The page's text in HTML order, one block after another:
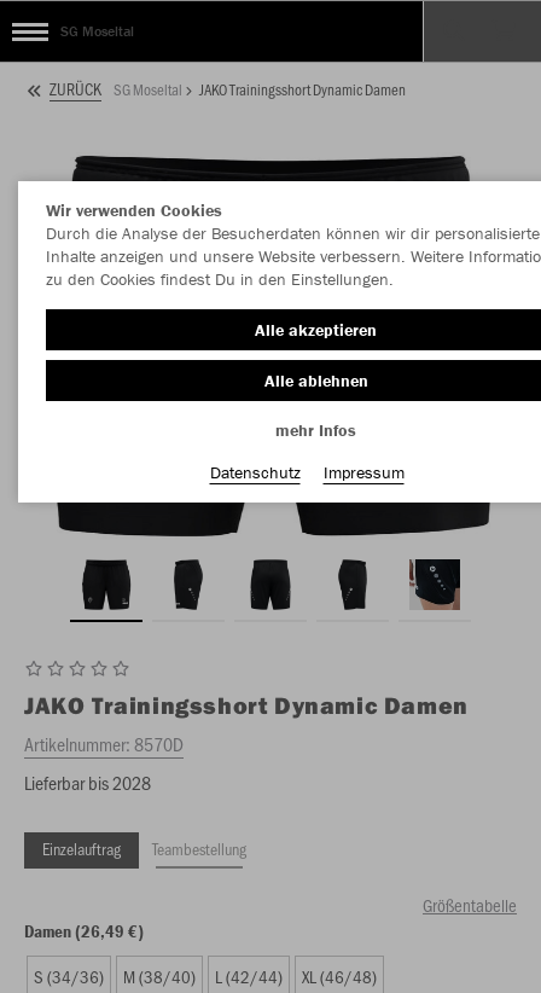
SG Moseltal
ZURÜCK SG Moseltal JAKO Trainingsshort Dynamic Damen
JAKO Trainingsshort Dynamic Damen
Artikelnummer:8570D
Lieferbar bis 2028
Einzelauftrag Teambestellung
Größentabelle
Damen (26,49 €)
S (34/36) M (38/40) L (42/44) XL (46/48)
Wir verwenden Cookies
Durch die Analyse der Besucherdaten können wir dir personalisierte
Inhalte anzeigen und unsere Website verbessern. Weitere
zu den Cookies findest Du in den Einstellungen.
Alle akzeptieren
Alle ablehnen
mehr Infos
Datenschutz
Impressum